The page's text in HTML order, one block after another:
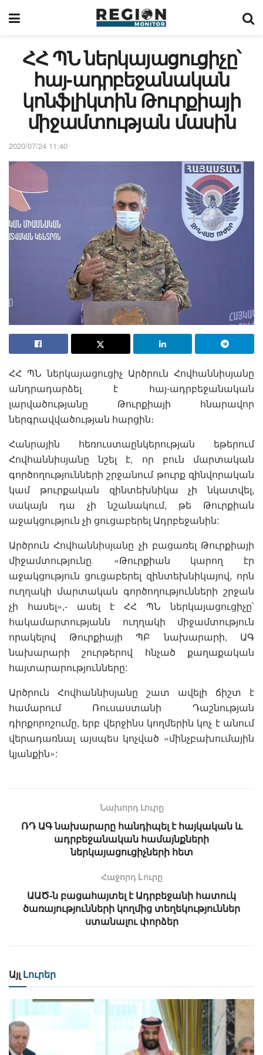
ՀՀ ՊՆ ներկայացուցիչը՝
հայ-ադրբեջանական
կոնֆլիկտին Թուրքիայի
միջամտության մասին
2020/07/24 11:40
ՀՀ ՊՆ ներկայացուցիչ Արծրուն Հովհաննիսյանը
անդրադարձել է հայ-ադրբեջանական
լարվածությանը Թուրքիայի հնարավոր
ներգրավվածության հարցին։
Հանրային հեռուստաընկերության եթերում
Հովհաննիսյանը նշել է, որ բուն մարտական
գործողությունների շրջանում թուրք զինվորական
կամ թուրքական զինտեխնիկա չի նկատվել,
սակայն դա չի նշանակում, թե Թուրքիան
աջակցություն չի ցուցաբերել Ադրբեջանին:
Արծրուն Հովհաննիսյանը չի բացառել Թուրքիայի
միջամտությունը․ «Թուրքիան կարող էր
աջակցություն ցուցաբերել զինտեխնիկայով, որն
ուղղակի մարտական գործողությունների շրջան
չի հասել»,- ասել է ՀՀ ՊՆ ներկայացուցիչը՝
հակամարտությանն ուղղակի միջամտություն
որակելով Թուրքիայի ՊԲ նախարարի, ԱԳ
նախարարի շուրթերով հնչած քաղաքական
հայտարարությունները:
Արծրուն Հովհաննիսյանը շատ ավելի ճիշտ է
համարում Ռուսաստանի Դաշնության
դիրքորոշումը, երբ վերջինս կողմերին կոչ է անում
վերադառնալ այսպես կոչված «մինչբախումային
կյանքին»:
Նախորդ Լուրը
ՌԴ ԱԳ նախարարը հանդիպել է հայկական և
ադրբեջանական համայնքների
ներկայացուցիչների հետ
Հաջորդ Lուրը
ԱԱԾ-ն բացահայտել է Ադրբեջանի հատուկ
ծառայությունների կողմից տեղեկություններ
ստանալու փորձեր
Այլ Լուրեր